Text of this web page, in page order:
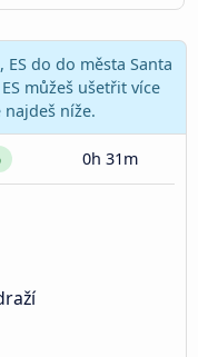
ES do do města Santa
můžeš ušetřit více
najdeš níže.
0h 31m